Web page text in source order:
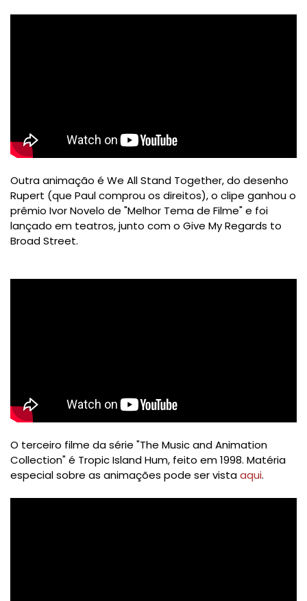
Outra animação é We All Stand Together, do desenho
Rupert (que Paul comprou os direitos), o clipe ganhou o
prêmio Ivor Novelo de "Melhor Tema de Filme" e foi
lançado em teatros, junto com o Give My Regards to
Broad Street.
O terceiro filme da série "The Music and Animation
Collection" é Tropic Island Hum, feito em 1998. Matéria
especial sobre as animações pode ser vistaaqui.